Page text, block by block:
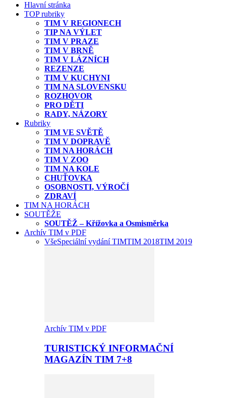
Hlavní stránka
TOP rubriky
TIM V REGIONECH
TIP NA VÝLET
TIM V PRAZE
TIM V BRNĚ
TIM V LÁZNÍCH
REZENZE
TIM V KUCHYNI
TIM NA SLOVENSKU
ROZHOVOR
PRO DĚTI
RADY, NÁZORY
Rubriky
TIM VE SVĚTĚ
TIM V DOPRAVĚ
TIM NA HORÁCH
TIM V ZOO
TIM NA KOLE
CHUŤOVKA
OSOBNOSTI, VÝROČÍ
ZDRAVÍ
TIM NA HORÁCH
SOUTĚŽE
SOUTĚŽ – Křížovka a Osmisměrka
Archív TIM v PDF
VšeSpeciální vydání TIMTIM 2018TIM 2019
Archív TIM v PDF
TURISTICKÝ INFORMAČNÍ
MAGAZÍN TIM 7+8